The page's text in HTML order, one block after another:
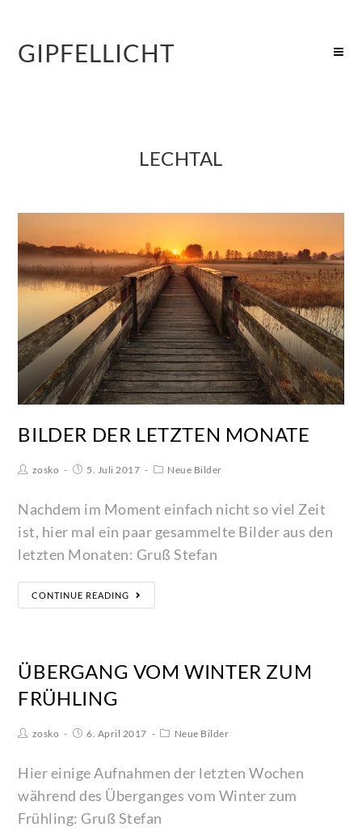
GIPFELLICHT
LECHTAL
BILDER DER LETZTEN MONATE
zosko 5. Juli 2017 Neue Bilder
Nachdem im Moment einfach nicht so viel Zeit
ist, hier mal ein paar gesammelte Bilder aus den
letzten Monaten: Gruß Stefan
CONTINUE READING
ÜBERGANG VOM WINTER ZUM
FRÜHLING
zosko 6. April 2017 Neue Bilder
Hier einige Aufnahmen der letzten Wochen
während des Überganges vom Winter zum
Frühling: Gruß Stefan